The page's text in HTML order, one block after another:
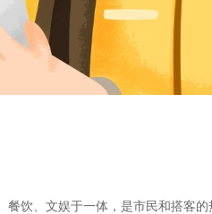
饮、文娱于一体，是市民和搭客